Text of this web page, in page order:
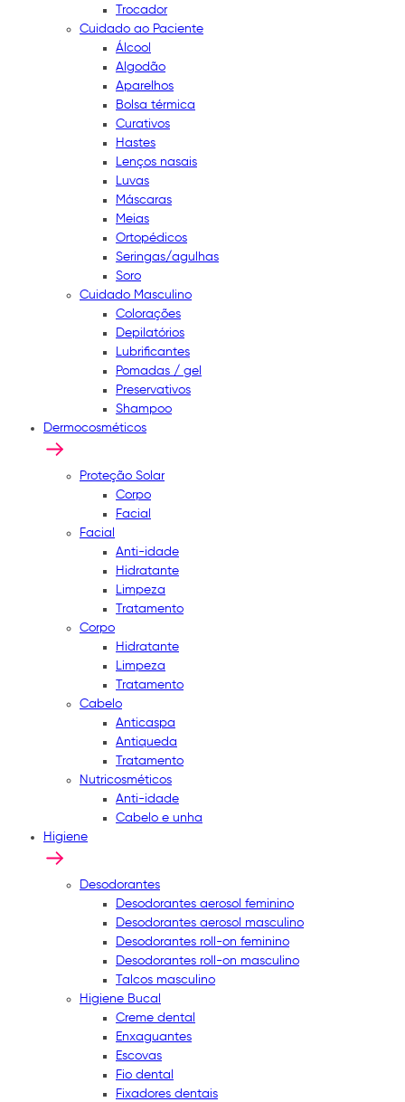
Trocador
Cuidado ao Paciente
Álcool
Algodão
Aparelhos
Bolsa térmica
Curativos
Hastes
Lenços nasais
Luvas
Máscaras
Meias
Ortopédicos
Seringas/agulhas
Soro
Cuidado Masculino
Colorações
Depilatórios
Lubrificantes
Pomadas / gel
Preservativos
Shampoo
Dermocosméticos
Proteção Solar
Corpo
Facial
Facial
Anti-idade
Hidratante
Limpeza
Tratamento
Corpo
Hidratante
Limpeza
Tratamento
Cabelo
Anticaspa
Antiqueda
Tratamento
Nutricosméticos
Anti-idade
Cabelo e unha
Higiene
Desodorantes
Desodorantes aerosol feminino
Desodorantes aerosol masculino
Desodorantes roll-on feminino
Desodorantes roll-on masculino
Talcos masculino
Higiene Bucal
Creme dental
Enxaguantes
Escovas
Fio dental
Fixadores dentais